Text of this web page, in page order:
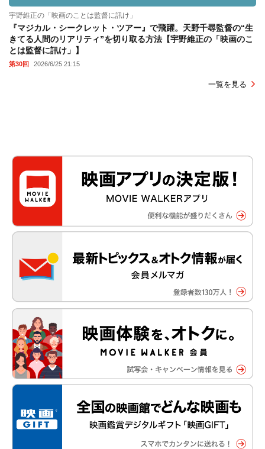
宇野維正の「映画のことは監督に訊け」
『マジカル・シークレット・ツアー』で飛躍。天野千尋監督の“生
きてる人間のリアリティ”を切り取る方法【宇野維正の「映画のこ
とは監督に訊け」】
第30回 2026/6/25 21:15
一覧を見る